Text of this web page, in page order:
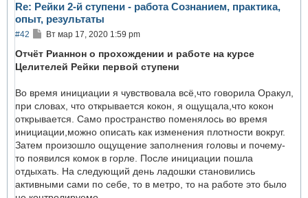
Re: Рейки 2-й ступени - работа Сознанием, практика,
опыт, результаты
#42
С
о
щ
н
е
Вт мар 17, 2020 1:59 pm
Отчёт Рианнон о прохождении и работе на курсе
Целителей Рейки первой ступени
Во время инициации я чувствовала всё,что говорила Оракул,
при словах, что открывается кокон, я ощущала,что кокон
открывается. Само пространство поменялось во время
инициации,можно описать как изменения плотности вокруг.
Затем произошло ощущение заполнения головы и почему-
то появился комок в горле. После инициации пошла
отдыхать. На следующий день ладошки становились
активными сами по себе, то в метро, то на работе это было